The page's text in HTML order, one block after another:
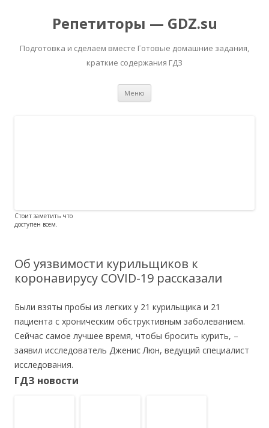
Репетиторы — GDZ.su
Подготовка и сделаем вместе Готовые домашние задания,
краткие содержания ГДЗ
Меню
Стоит заметить что
доступен всем.
Об уязвимости курильщиков к
коронавирусу COVID-19 рассказали
Были взяты пробы из легких у 21 курильщика и 21
пациента с хроническим обструктивным заболеванием.
Сейчас самое лучшее время, чтобы бросить курить, –
заявил исследователь Дженис Люн, ведущий специалист
исследования.
ГДЗ новости